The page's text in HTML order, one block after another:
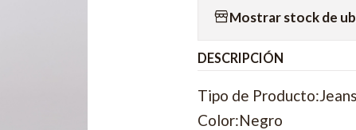
Mostrar stock de
DESCRIPCIÓN
Tipo de Producto:Jeans
Color:Negro